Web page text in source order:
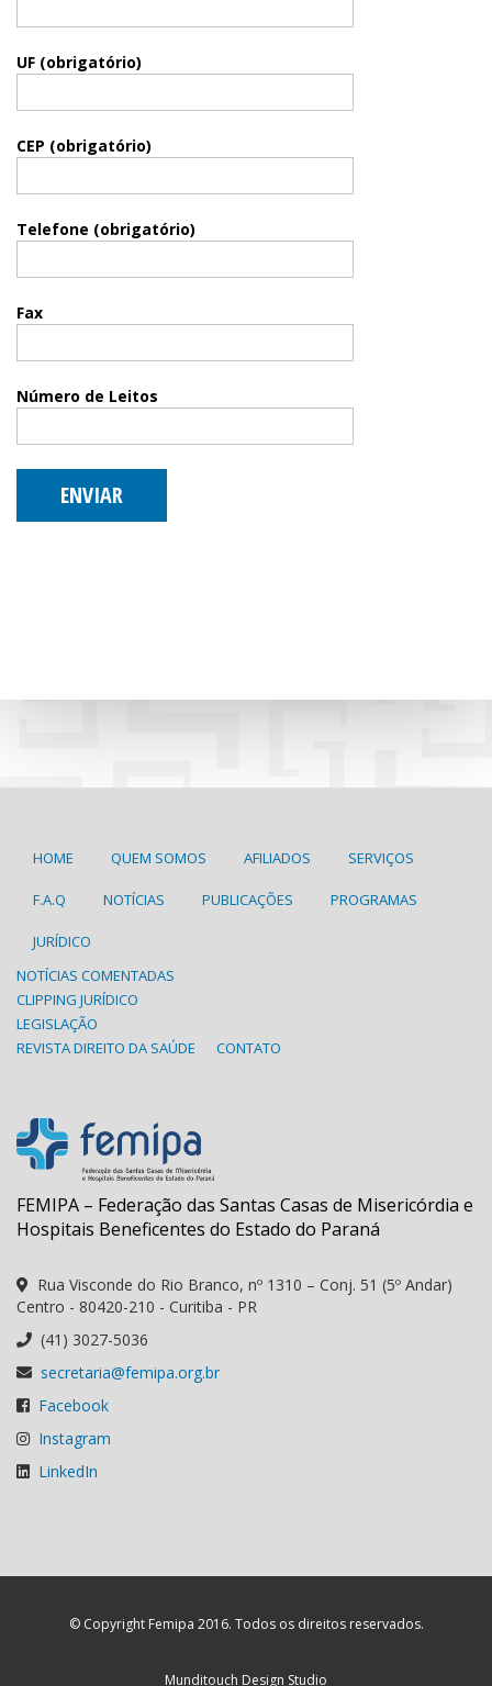
UF (obrigatório)
CEP (obrigatório)
Telefone (obrigatório)
Fax
Número de Leitos
HOME QUEM SOMOS AFILIADOS SERVIÇOS
F.A.Q NOTÍCIAS PUBLICAÇÕES PROGRAMAS
JURÍDICO
NOTÍCIAS COMENTADAS
CLIPPING JURÍDICO
LEGISLAÇÃO
REVISTA DIREITO DA SAÚDE
CONTATO
FEMIPA – Federação das Santas Casas de Misericórdia e
Hospitais Beneficentes do Estado do Paraná
Rua Visconde do Rio Branco, nº 1310 – Conj. 51 (5º Andar)
Centro - 80420-210 - Curitiba - PR
(41) 3027-5036
secretaria@femipa.org.br
Facebook
Instagram
LinkedIn
© Copyright Femipa 2016. Todos os direitos reservados.
Munditouch Design Studio